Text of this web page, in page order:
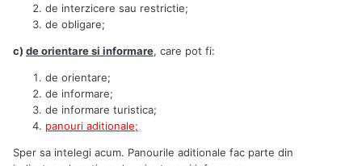
de interzicere sau restrictie;
de obligare;
c) de orientare si informare, care pot fi:
de orientare;
de informare;
de informare turistica;
panouri aditionale;
Sper sa intelegi acum. Panourile aditionale fac parte din